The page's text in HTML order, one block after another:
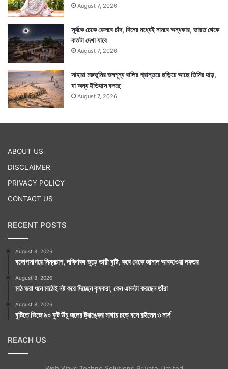
August 7, 2026
সূর্যকে ঢেকে ফেলবে চাঁদ, দিনের মধ্যেই নামবে অন্ধকার, ভারত থেকে
কতটা দেখা যাবে
August 7, 2026
সাহারা মরুভূমির জনশূন্য বালির প্রান্তরে ছড়িয়ে আছে তিমির হাড়,
যা অন্য ইতিহাস বলছে
August 7, 2026
ABOUT US
DISCLAIMER
PRIVACY POLICY
CONTACT US
RECENT POSTS
August 8, 2026
বঙ্গোপসাগরে নিম্নচাপ, দক্ষিণবঙ্গ জুড়ে ভারী বৃষ্টি, কবে থেকে জানাল আবহাওয়া দফতর
August 8, 2026
মাঠ ভরা ধনে মাঠেই নষ্ট করে দিচ্ছেন কৃষকরা, কেন এমনটা করছেন তাঁরা
August 8, 2026
বৃষ্টিতে ভিজে ৯০ ফুট উঁচু জলের ট্যাঙ্কের মাথায় চড়ে বসে রইলেন ৩ নার্স
REACH US